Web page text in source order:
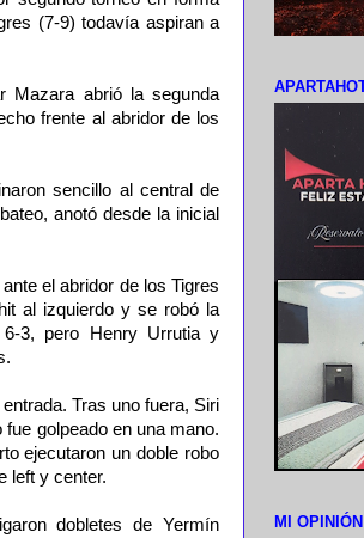
(7-9) todavía aspiran a
Mazara abrió la segunda
frente al abridor de los
sencillo al central de
anotó desde la inicial
el abridor de los Tigres
al izquierdo y se robó la
3, pero Henry Urrutia y
Tras uno fuera, Siri
golpeado en una mano.
ejecutaron un doble robo
left y center.
dobletes de Yermín
MI